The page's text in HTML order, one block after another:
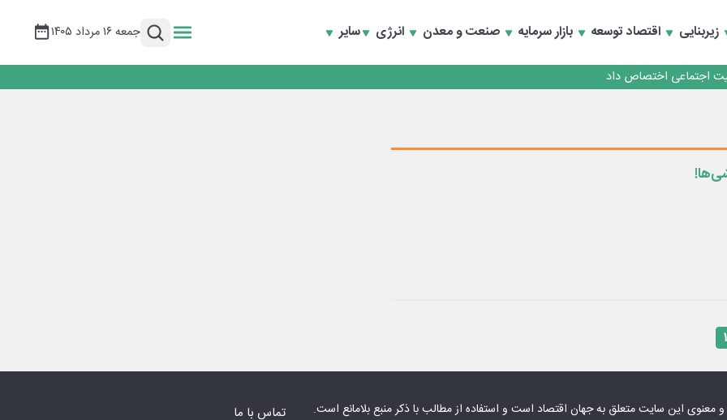
زیربنایی اقتصاد توسعه بازار سرمایه صنعت و معدن انرژی سایر جمعه ۱۶ مرداد ۱۴۰۵
مشتری
و بازسازی اعتماد مشتریان
۱
معنوی این سایت متعلق بهجهان اقتصاد است و استفاده از مطالب با ذکر منبع بلامانع است.
تماس با ما